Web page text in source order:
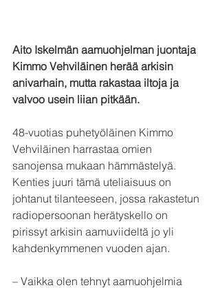
Aito Iskelmän aamuohjelman juontaja
Kimmo Vehviläinen herää arkisin
anivarhain, mutta rakastaa iltoja ja
valvoo usein liian pitkään.
48-vuotias puhetyöläinen Kimmo
Vehviläinen harrastaa omien
sanojensa mukaan hämmästelyä.
Kenties juuri tämä uteliaisuus on
johtanut tilanteeseen, jossa rakastetun
radiopersoonan herätyskello on
pirissyt arkisin aamuviideltä jo yli
kahdenkymmenen vuoden ajan.
– Vaikka olen tehnyt aamuohjelmia